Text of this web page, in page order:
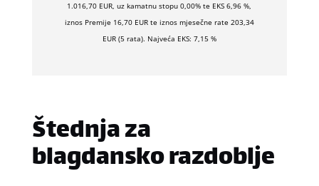
1.016,70 EUR, uz kamatnu stopu 0,00% te EKS 6,96 %,
iznos Premije 16,70 EUR te iznos mjesečne rate 203,34
EUR (5 rata). Najveća EKS: 7,15 %
Štednja za
blagdansko razdoblje